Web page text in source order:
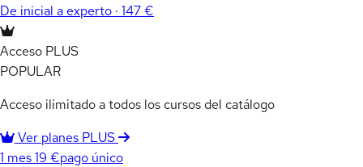
De inicial a experto · 147 €
Acceso PLUS
POPULAR
Acceso ilimitado a todos los cursos del catálogo
Ver planes PLUS
1 mes19 €pago único